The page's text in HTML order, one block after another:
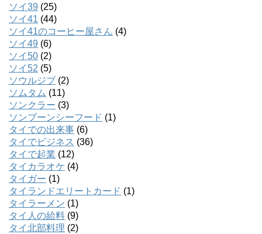
ソイ39 (25)
ソイ41 (44)
ソイ41のコーヒー屋さん (4)
ソイ49 (6)
ソイ50 (2)
ソイ52 (5)
ソウルジブ (2)
ソムタム (11)
ソンクラー (3)
ソンブーンシーフード (1)
タイでの出来事 (6)
タイでビジネス (36)
タイで起業 (12)
タイカラオケ (4)
タイガー (1)
タイランドエリートカード (1)
タイラーメン (1)
タイ人の給料 (9)
タイ北部料理 (2)